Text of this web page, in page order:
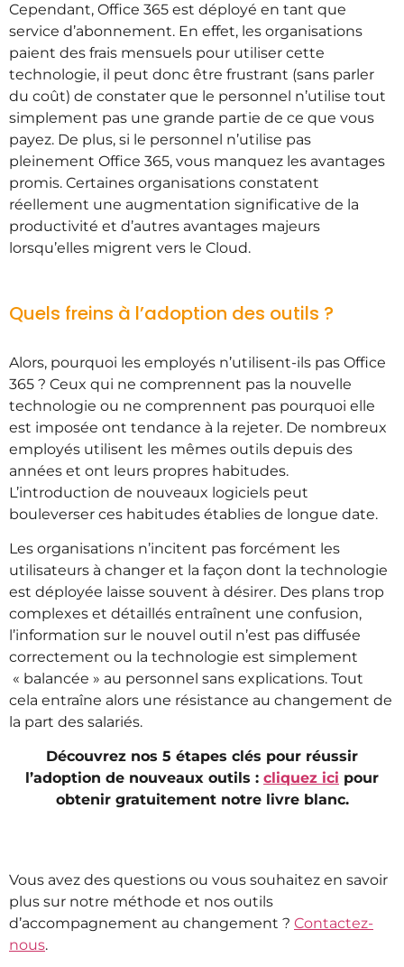
Cependant, Office 365 est déployé en tant que
service d’abonnement. En effet, les organisations
paient des frais mensuels pour utiliser cette
technologie, il peut donc être frustrant (sans parler
du coût) de constater que le personnel n’utilise tout
simplement pas une grande partie de ce que vous
payez. De plus, si le personnel n’utilise pas
pleinement Office 365, vous manquez les avantages
promis. Certaines organisations constatent
réellement une augmentation significative de la
productivité et d’autres avantages majeurs
lorsqu’elles migrent vers le Cloud.
Quels freins à l’adoption des outils ?
Alors, pourquoi les employés n’utilisent-ils pas Office
365 ? Ceux qui ne comprennent pas la nouvelle
technologie ou ne comprennent pas pourquoi elle
est imposée ont tendance à la rejeter. De nombreux
employés utilisent les mêmes outils depuis des
années et ont leurs propres habitudes.
L’introduction de nouveaux logiciels peut
bouleverser ces habitudes établies de longue date.
Les organisations n’incitent pas forcément les
utilisateurs à changer et la façon dont la technologie
est déployée laisse souvent à désirer. Des plans trop
complexes et détaillés entraînent une confusion,
l’information sur le nouvel outil n’est pas diffusée
correctement ou la technologie est simplement
« balancée » au personnel sans explications. Tout
cela entraîne alors une résistance au changement de
la part des salariés.
Découvrez nos 5 étapes clés pour réussir
l’adoption de nouveaux outils : cliquez ici pour
obtenir gratuitement notre livre blanc.
Vous avez des questions ou vous souhaitez en savoir
plus sur notre méthode et nos outils
d’accompagnement au changement ? Contactez-
nous.